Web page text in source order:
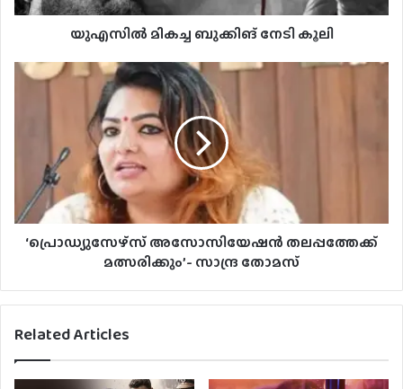
യുഎസിൽ മികച്ച ബുക്കിങ് നേടി കൂലി
‘പ്രൊഡ്യുസേഴ്സ് അസോസിയേഷൻ തലപ്പത്തേക്ക്
മത്സരിക്കും’- സാന്ദ്ര തോമസ്
Related Articles